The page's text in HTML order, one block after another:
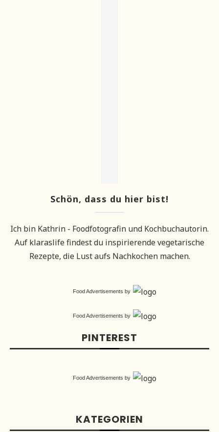
Schön, dass du hier bist!
Ich bin Kathrin - Foodfotografin und Kochbuchautorin.
Auf klaraslife findest du inspirierende vegetarische
Rezepte, die Lust aufs Nachkochen machen.
Food Advertisements by
Food Advertisements by
PINTEREST
Food Advertisements by
KATEGORIEN